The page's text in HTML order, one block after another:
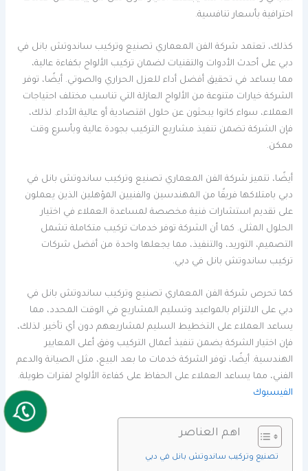
احترافية بأسعار تنافسية.
كذلك، تعتمد شركة الفن المعماري تصنيع وتركيب ساندوتش بانل في
دبي على أحدث الأدوات والتقنيات لضمان تركيب الألواح بكفاءة عالية،
مما يساعد في تحقيق أفضل أداء للعزل الحراري والصوتي. أيضًا، توفر
الشركة خيارات متنوعة من الألواح العازلة التي تناسب مختلف احتياجات
العملاء، سواء كانوا يبحثون عن حلول اقتصادية أو عالية الأداء. لذلك،
فإن الشركة تضمن تنفيذ مشاريع التركيب بجودة عالية وبأسرع وقت
ممكن.
أيضًا، تتميز شركة الفن المعماري تصنيع وتركيب ساندوتش بانل في
دبي بامتلاكها فريقًا من المهندسين والفنيين المؤهلين الذين يعملون
على تقديم استشارات فنية مخصصة لمساعدة العملاء في اختيار
الحلول المثلى. كما أن الشركة توفر خدمات تركيب متكاملة تشمل
التصميم، التوريد، والتنفيذ، مما يجعلها واحدة من أفضل شركات
تركيب ساندوتش بانل في دبي.
كما تحرص شركة الفن المعماري تصنيع وتركيب ساندوتش بانل في
دبي على الالتزام بالمواعيد وتسليم المشاريع في الوقت المحدد، مما
يساعد العملاء على التخطيط السليم لمشاريعهم دون أي تأخير. لذلك،
فإن اختيار الشركة يضمن تنفيذ أعمال التركيب وفق أعلى المعايير
الهندسية. أيضًا، توفر الشركة خدمات ما بعد البيع، مثل الصيانة والدعم
الفني، مما يساعد العملاء على الحفاظ على كفاءة الألواح لفترات طويلة.
الفيسبوك
اهم العناصر
تصنيع وتركيب ساندوتش بانل في دبي